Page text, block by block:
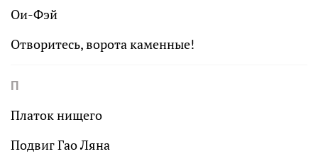
Ои-Фэй
Отворитесь, ворота каменные!
П
Платок нищего
Подвиг Гао Ляна